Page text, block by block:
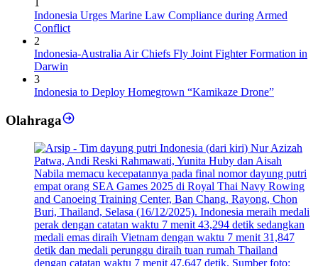
Indonesia Urges Marine Law Compliance during Armed
Conflict
2
Indonesia-Australia Air Chiefs Fly Joint Fighter Formation in
Darwin
3
Indonesia to Deploy Homegrown “Kamikaze Drone”
Olahraga